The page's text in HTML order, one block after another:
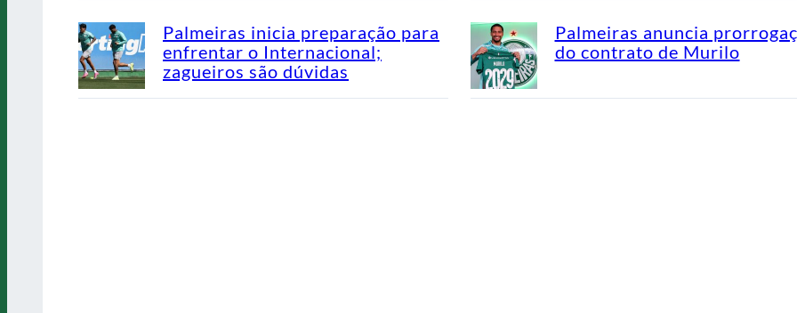
Palmeiras inicia preparação para
enfrentar o Internacional;
zagueiros são dúvidas
Palmeiras anuncia
do contrato de Murilo